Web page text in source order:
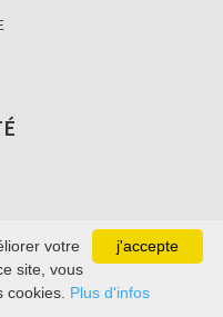
de Normalisation 2021
j'accepte
votre
site, vous
cookies. Plus d'infos